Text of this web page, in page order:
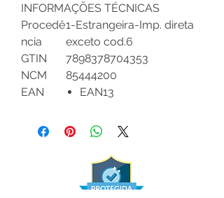
INFORMAÇÕES TÉCNICAS
Procedê
ncia
1-Estrangeira-Imp. direta
exceto cod.6
GTIN
7898378704353
NCM
85444200
EAN
EAN13